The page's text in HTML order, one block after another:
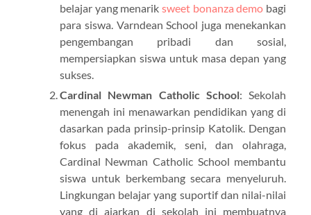
belajar yang menarik sweet bonanza demo bagi
para siswa. Varndean School juga menekankan
pengembangan pribadi dan sosial,
mempersiapkan siswa untuk masa depan yang
sukses.
Cardinal Newman Catholic School: Sekolah
menengah ini menawarkan pendidikan yang di
dasarkan pada prinsip-prinsip Katolik. Dengan
fokus pada akademik, seni, dan olahraga,
Cardinal Newman Catholic School membantu
siswa untuk berkembang secara menyeluruh.
Lingkungan belajar yang suportif dan nilai-nilai
yang di ajarkan di sekolah ini membuatnya